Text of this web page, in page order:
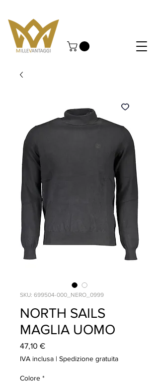
SKU: 699504-000_NERO_0999
NORTH SAILS
MAGLIA UOMO
47,10 €Prezzo
IVA inclusa | Spedizione gratuita
Colore *